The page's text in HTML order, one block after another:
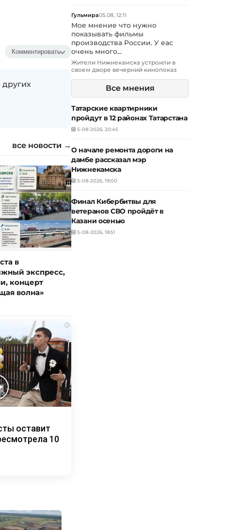
Комментировать
все новости →
в
экспресс,
концерт
волна»
i
оставит
10
Гульмира05.08, 12:11
Мое мнение что нужно
показывать фильмы
производства России. У еас
очень много...
Жители Нижнекамска устроили в
своем дворе вечерний кинопоказ
Все мнения
Татарские квартирники
пройдут в 12 районах Татарстана
5-08-2026, 20:45
О начале ремонта дороги на
дамбе рассказал мэр
Нижнекамска
5-08-2026, 19:00
Финал Кибербитвы для
ветеранов СВО пройдёт в
Казани осенью
5-08-2026, 18:51